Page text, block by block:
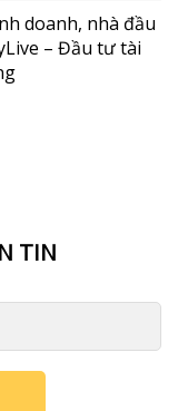
doanh, nhà đầu
– Đầu tư tài
TIN